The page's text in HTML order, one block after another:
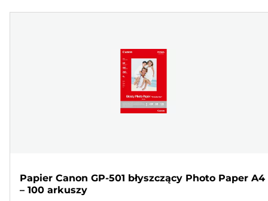
Papier Canon GP-501 błyszczący Photo Paper A4
– 100 arkuszy